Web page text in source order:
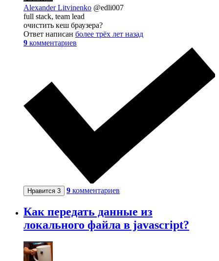
Alexander Litvinenko @edli007
full stack, team lead
очистить кеш браузера?
Ответ написан более трёх лет назад
9 комментариев
Нравится 3 9 комментариев
Как передать данные из
локального файла в javascript?